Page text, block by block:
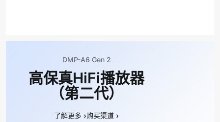
DMP-A6 Gen 2
高保真HiFi播放器
（第二代）
了解更多 ›购买渠道 ›